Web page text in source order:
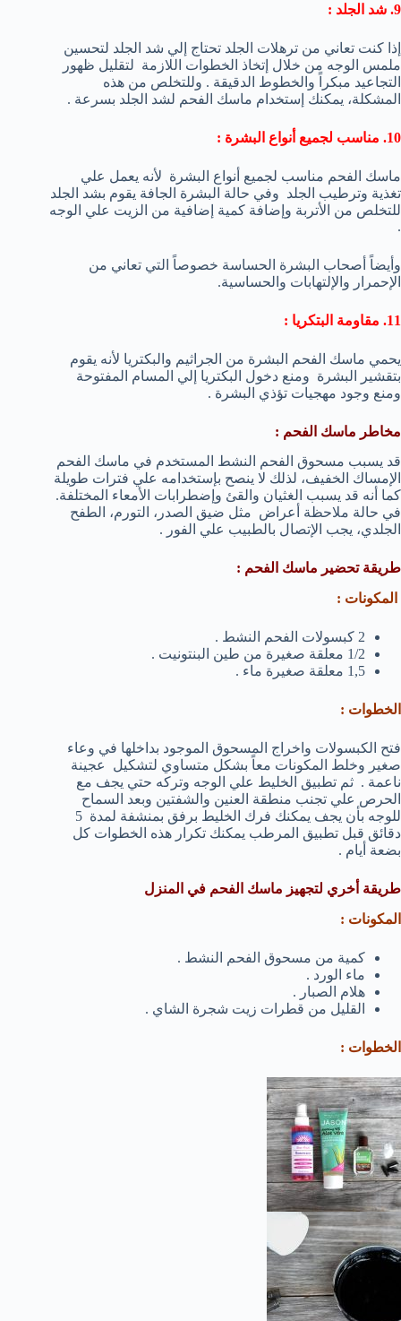
9. شد الجلد :
إذا كنت تعاني من ترهلات الجلد تحتاج إلي شد الجلد لتحسين
ملمس الوجه من خلال إتخاذ الخطوات اللازمة لتقليل ظهور
التجاعيد مبكراً والخطوط الدقيقة . وللتخلص من هذه
المشكلة، يمكنك إستخدام ماسك الفحم لشد الجلد بسرعة .
10. مناسب لجميع أنواع البشرة :
ماسك الفحم مناسب لجميع أنواع البشرة لأنه يعمل علي
تغذية وترطيب الجلد وفي حالة البشرة الجافة يقوم بشد الجلد
للتخلص من الأتربة وإضافة كمية إضافية من الزيت علي الوجه
.
وأيضاً أصحاب البشرة الحساسة خصوصاً التي تعاني من
الإحمرار والإلتهابات والحساسية.
11. مقاومة البتكريا :
يحمي ماسك الفحم البشرة من الجراثيم والبكتريا لأنه يقوم
بتقشير البشرة ومنع دخول البكتريا إلي المسام المفتوحة
ومنع وجود مهجيات تؤذي البشرة .
مخاطر ماسك الفحم :
قد يسبب مسحوق الفحم النشط المستخدم في ماسك الفحم
الإمساك الخفيف، لذلك لا ينصح بإستخدامه علي فترات طويلة
كما أنه قد يسبب الغثيان والقئ وإضطرابات الأمعاء المختلفة.
في حالة ملاحظة أعراض مثل ضيق الصدر، التورم، الطفح
الجلدي، يجب الإتصال بالطبيب علي الفور .
طريقة تحضير ماسك الفحم :
المكونات :
2 كبسولات الفحم النشط .
1/2 معلقة صغيرة من طين البنتونيت .
1,5 معلقة صغيرة ماء .
الخطوات :
فتح الكبسولات واخراج المسحوق الموجود بداخلها في وعاء
صغير وخلط المكونات معاً بشكل متساوي لتشكيل عجينة
ناعمة . ثم تطبيق الخليط علي الوجه وتركه حتي يجف مع
الحرص علي تجنب منطقة العنين والشفتين وبعد السماح
للوجه بأن يجف يمكنك فرك الخليط برفق بمنشفة لمدة 5
دقائق قبل تطبيق المرطب يمكنك تكرار هذه الخطوات كل
بضعة أيام .
طريقة أخري لتجهيز ماسك الفحم في المنزل
المكونات :
كمية من مسحوق الفحم النشط .
ماء الورد .
هلام الصبار .
القليل من قطرات زيت شجرة الشاي .
الخطوات :